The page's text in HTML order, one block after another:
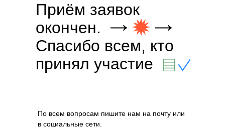
Приём заявок
окончен.
Спасибо всем, кто
принял участие
По всем вопросам пишите нам на почту или
в социальные сети.